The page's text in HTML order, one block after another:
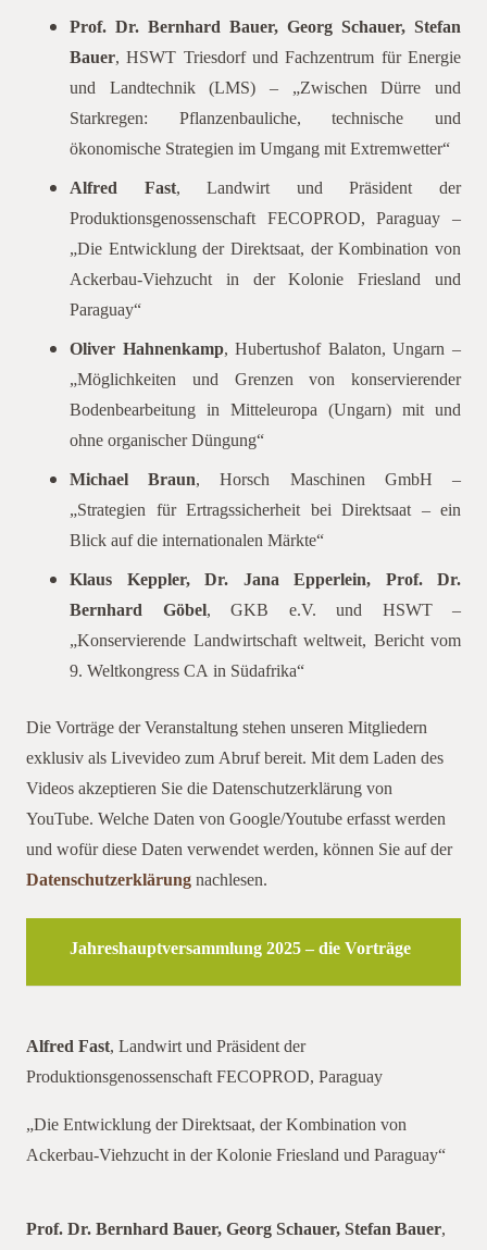
Prof. Dr. Bernhard Bauer, Georg Schauer, Stefan
Bauer, HSWT Triesdorf und Fachzentrum für Energie
und Landtechnik (LMS) – „Zwischen Dürre und
Starkregen: Pflanzenbauliche, technische und
ökonomische Strategien im Umgang mit Extremwetter“
Alfred Fast, Landwirt und Präsident der
Produktionsgenossenschaft FECOPROD, Paraguay –
„Die Entwicklung der Direktsaat, der Kombination von
Ackerbau-Viehzucht in der Kolonie Friesland und
Paraguay“
Oliver Hahnenkamp, Hubertushof Balaton, Ungarn –
„Möglichkeiten und Grenzen von konservierender
Bodenbearbeitung in Mitteleuropa (Ungarn) mit und
ohne organischer Düngung“
Michael Braun, Horsch Maschinen GmbH –
„Strategien für Ertragssicherheit bei Direktsaat – ein
Blick auf die internationalen Märkte“
Klaus Keppler, Dr. Jana Epperlein, Prof. Dr.
Bernhard Göbel, GKB e.V. und HSWT –
„Konservierende Landwirtschaft weltweit, Bericht vom
9. Weltkongress CA in Südafrika“
Die Vorträge der Veranstaltung stehen unseren Mitgliedern
exklusiv als Livevideo zum Abruf bereit. Mit dem Laden des
Videos akzeptieren Sie die Datenschutzerklärung von
YouTube. Welche Daten von Google/Youtube erfasst werden
und wofür diese Daten verwendet werden, können Sie auf der
Datenschutzerklärungnachlesen.
Jahreshauptversammlung 2025 – die Vorträge
Datenschutzrichtlinie von
zu und
akzeptieren die Verwendung von Cookies.
Immer Youtube-Videos auf allen Seiten laden.
Video laden
Alfred Fast, Landwirt und Präsident der
Produktionsgenossenschaft FECOPROD, Paraguay
„Die Entwicklung der Direktsaat, der Kombination von
Ackerbau-Viehzucht in der Kolonie Friesland und Paraguay“
Prof. Dr. Bernhard Bauer, Georg Schauer, Stefan Bauer,